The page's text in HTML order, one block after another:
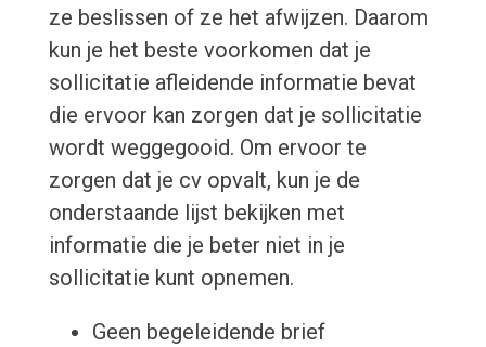
ze beslissen of ze het afwijzen. Daarom
kun je het beste voorkomen dat je
sollicitatie afleidende informatie bevat
die ervoor kan zorgen dat je sollicitatie
wordt weggegooid. Om ervoor te
zorgen dat je cv opvalt, kun je de
onderstaande lijst bekijken met
informatie die je beter niet in je
sollicitatie kunt opnemen.
Geen begeleidende brief